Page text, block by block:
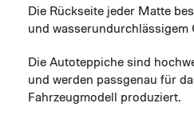
Die Rückseite jeder Matte
und wasserundurchlässigem
Die Autoteppiche sind
und werden passgenau für
Fahrzeugmodell produziert.